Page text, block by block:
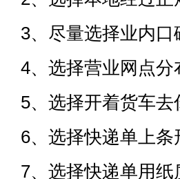
3、尽量选择业内
4、选择营业网点
5、选择开着货车
6、选择快递单上
7、选择快递单用